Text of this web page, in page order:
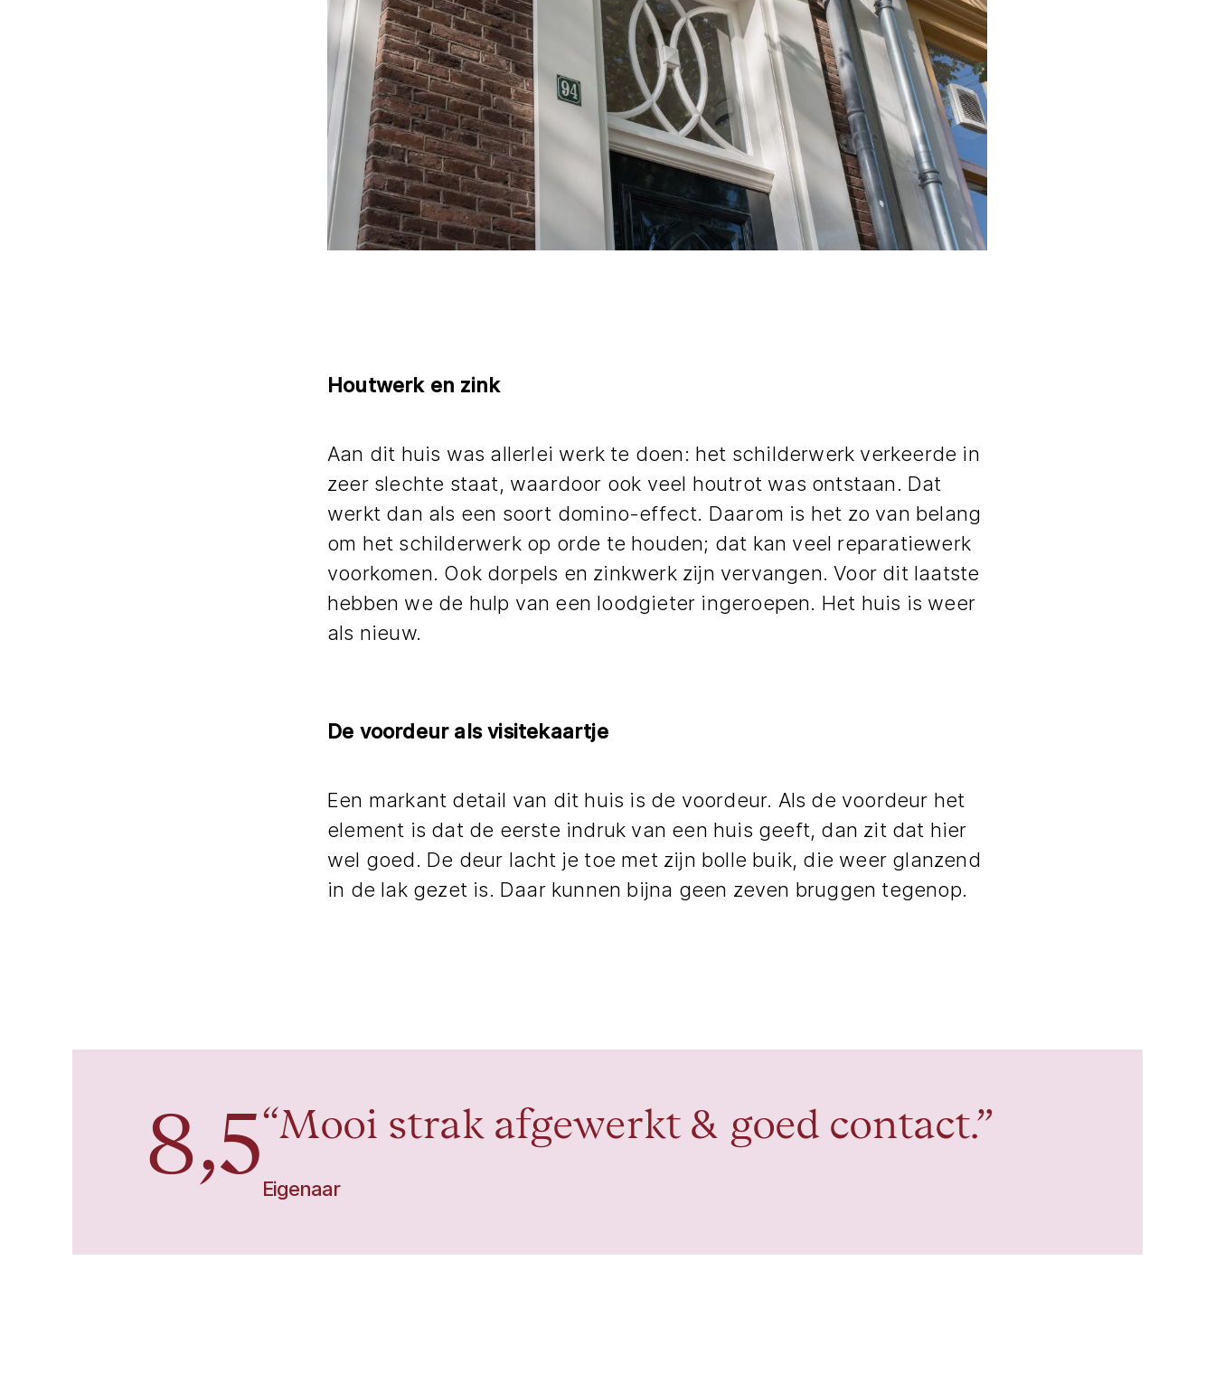
Houtwerk en zink
Aan dit huis was allerlei werk te doen: het schilderwerk verkeerde in
zeer slechte staat, waardoor ook veel houtrot was ontstaan. Dat
werkt dan als een soort domino-effect. Daarom is het zo van belang
om het schilderwerk op orde te houden; dat kan veel reparatiewerk
voorkomen. Ook dorpels en zinkwerk zijn vervangen. Voor dit laatste
hebben we de hulp van een loodgieter ingeroepen. Het huis is weer
als nieuw.
De voordeur als visitekaartje
Een markant detail van dit huis is de voordeur. Als de voordeur het
element is dat de eerste indruk van een huis geeft, dan zit dat hier
wel goed. De deur lacht je toe met zijn bolle buik, die weer glanzend
in de lak gezet is. Daar kunnen bijna geen zeven bruggen tegenop.
8,5 Mooi strak afgewerkt & goed contact.
Eigenaar